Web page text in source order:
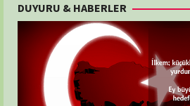
DUYURU & HABERLER